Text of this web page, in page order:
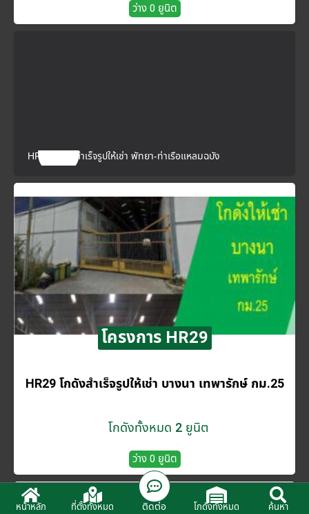
ว่าง 0 ยูนิต
HR28 โกดังสำเร็จรูปให้เช่า พัทยา-ท่าเรือแหลมฉบัง
โครงการ HR29
HR29 โกดังสำเร็จรูปให้เช่า บางนา เทพารักษ์ กม.25
โกดังทั้งหมด 2 ยูนิต
ว่าง 0 ยูนิต
หน้าหลัก ที่ตั้งทั้งหมด ติดต่อ โกดังทั้งหมด ค้นหา